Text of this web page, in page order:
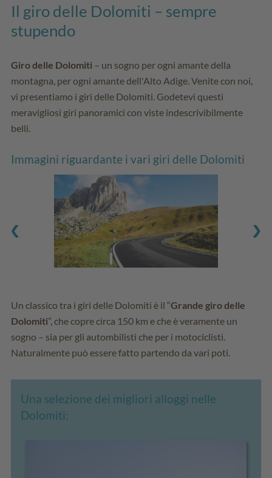
Il giro delle Dolomiti – sempre
stupendo
Giro delle Dolomiti – un sogno per ogni amante della
montagna, per ogni amante dell'Alto Adige. Venite con noi,
vi presentiamo i giri delle Dolomiti. Godetevi questi
meravigliosi giri panoramici con viste indescrivibilmente
belli.
Immagini riguardante i vari giri delle Dolomiti
Un classico tra i giri delle Dolomiti è il “Grande giro delle
Dolomiti”, che copre circa 150 km e che è veramente un
sogno – sia per gli autombilisti che per i motociclisti.
Naturalmente può essere fatto partendo da vari poti.
Una selezione dei migliori alloggi nelle
Dolomiti: